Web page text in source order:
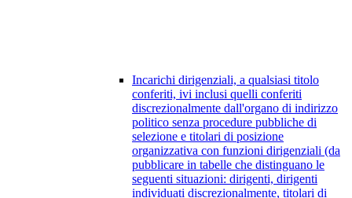
Incarichi dirigenziali, a qualsiasi titolo
conferiti, ivi inclusi quelli conferiti
discrezionalmente dall'organo di indirizzo
politico senza procedure pubbliche di
selezione e titolari di posizione
organizzativa con funzioni dirigenziali (da
pubblicare in tabelle che distinguano le
seguenti situazioni: dirigenti, dirigenti
individuati discrezionalmente, titolari di